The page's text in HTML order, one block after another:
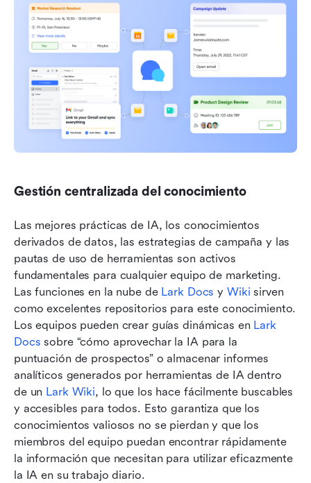
Gestión centralizada del conocimiento
Las mejores prácticas de IA, los conocimientos
derivados de datos, las estrategias de campaña y las
pautas de uso de herramientas son activos
fundamentales para cualquier equipo de marketing.
Las funciones en la nube de Lark Docs y Wiki sirven
como excelentes repositorios para este conocimiento.
Los equipos pueden crear guías dinámicas en Lark
Docs sobre “cómo aprovechar la IA para la
puntuación de prospectos” o almacenar informes
analíticos generados por herramientas de IA dentro
de un Lark Wiki, lo que los hace fácilmente buscables
y accesibles para todos. Esto garantiza que los
conocimientos valiosos no se pierdan y que los
miembros del equipo puedan encontrar rápidamente
la información que necesitan para utilizar eficazmente
la IA en su trabajo diario.